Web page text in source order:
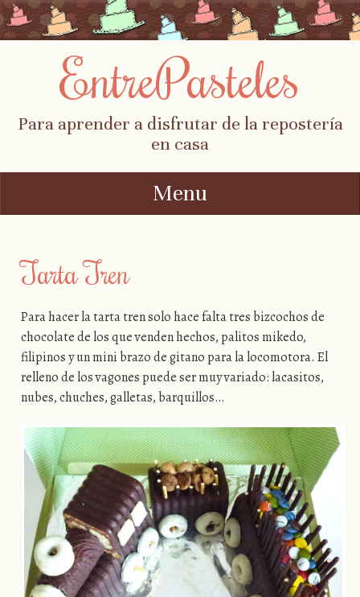
EntrePasteles
Para aprender a disfrutar de la repostería
en casa
Menu
Tarta Tren
Para hacer la tarta tren solo hace falta tres bizcochos de
chocolate de los que venden hechos, palitos mikedo,
filipinos y un mini brazo de gitano para la locomotora. El
relleno de los vagones puede ser muy variado: lacasitos,
nubes, chuches, galletas, barquillos…